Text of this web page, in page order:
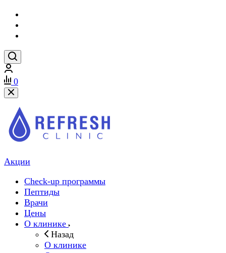
0
Акции
Check-up программы
Пептиды
Врачи
Цены
О клинике
Назад
О клинике